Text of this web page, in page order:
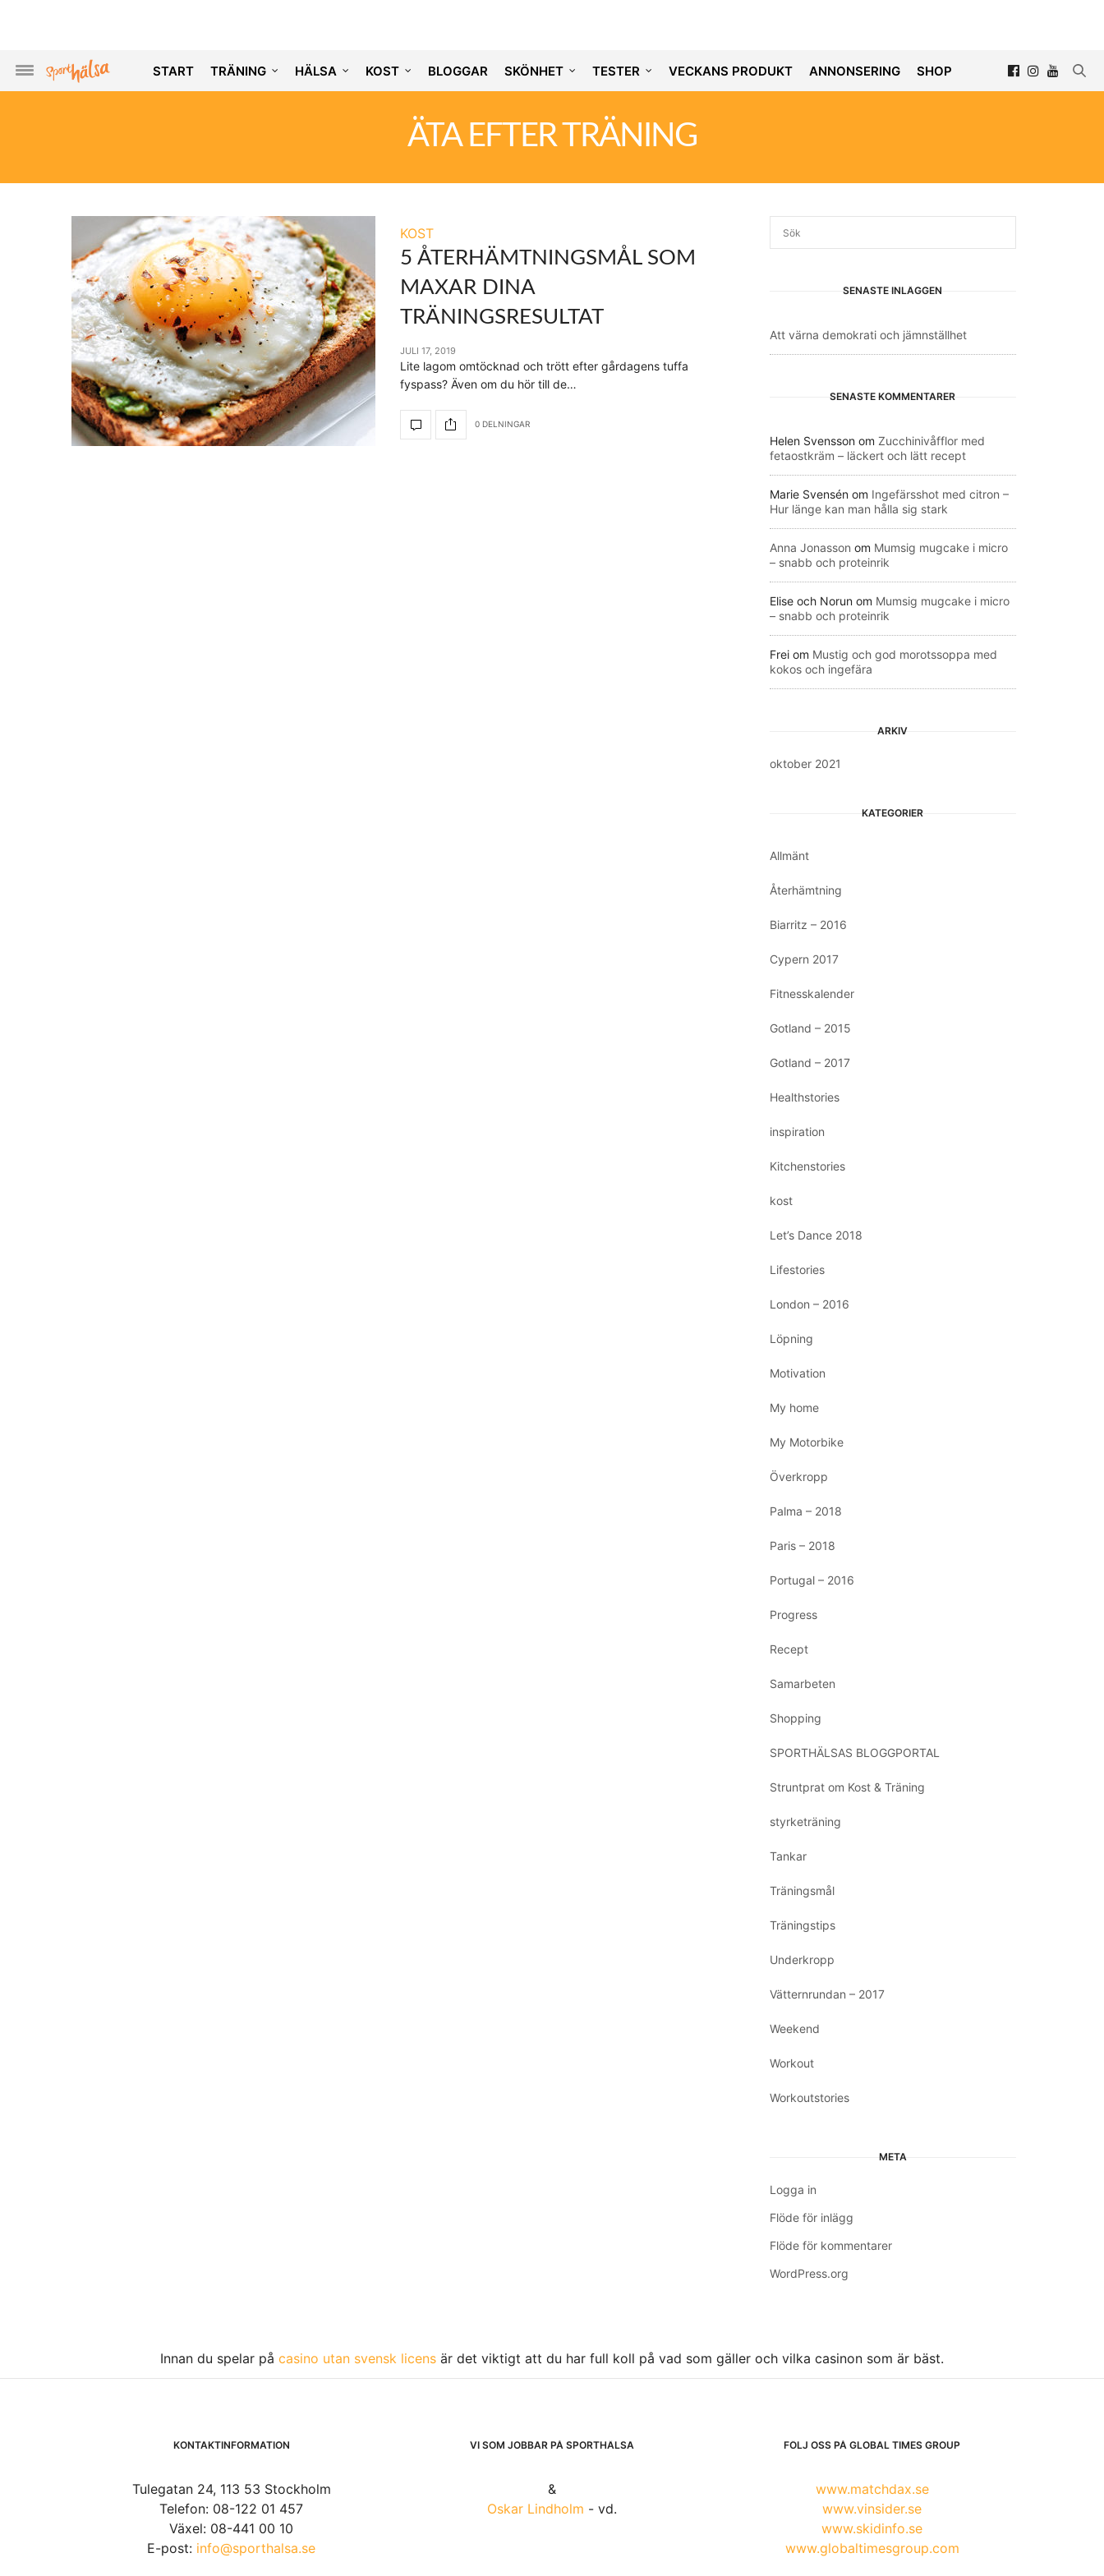
START TRÄNING HÄLSA KOST BLOGGAR SKÖNHET TESTER VECKANS PRODUKT ANNONSERING SHOP
ÄTA EFTER TRÄNING
KOST
5 ÅTERHÄMTNINGSMÅL SOM
MAXAR DINA
TRÄNINGSRESULTAT
JULI 17, 2019
Lite lagom omtöcknad och trött efter gårdagens tuffa
fyspass? Även om du hör till de…
0 DELNINGAR
SENASTE INLÄGGEN
Att värna demokrati och jämnställhet
SENASTE KOMMENTARER
Helen Svensson om Zucchinivåfflor med
fetaostkräm – läckert och lätt recept
Marie Svensén om Ingefärsshot med citron –
Hur länge kan man hålla sig stark
Anna Jonasson om Mumsig mugcake i micro
– snabb och proteinrik
Elise och Norun om Mumsig mugcake i micro
– snabb och proteinrik
Frei om Mustig och god morotssoppa med
kokos och ingefära
ARKIV
oktober 2021
KATEGORIER
Allmänt
Återhämtning
Biarritz – 2016
Cypern 2017
Fitnesskalender
Gotland – 2015
Gotland – 2017
Healthstories
inspiration
Kitchenstories
kost
Let’s Dance 2018
Lifestories
London – 2016
Löpning
Motivation
My home
My Motorbike
Överkropp
Palma – 2018
Paris – 2018
Portugal – 2016
Progress
Recept
Samarbeten
Shopping
SPORTHÄLSAS BLOGGPORTAL
Struntprat om Kost & Träning
styrketräning
Tankar
Träningsmål
Träningstips
Underkropp
Vätternrundan – 2017
Weekend
Workout
Workoutstories
META
Logga in
Flöde för inlägg
Flöde för kommentarer
WordPress.org
Innan du spelar på casino utan svensk licens är det viktigt att du har full koll på vad som gäller och vilka casinon som är bäst.
KONTAKTINFORMATION
Tulegatan 24, 113 53 Stockholm
Telefon: 08-122 01 457
Växel: 08-441 00 10
E-post: info@sporthalsa.se
VI SOM JOBBAR PÅ SPORTHÄLSA
&
Oskar Lindholm - vd.
FÖLJ OSS PÅ GLOBAL TIMES GROUP
www.matchdax.se
www.vinsider.se
www.skidinfo.se
www.globaltimesgroup.com